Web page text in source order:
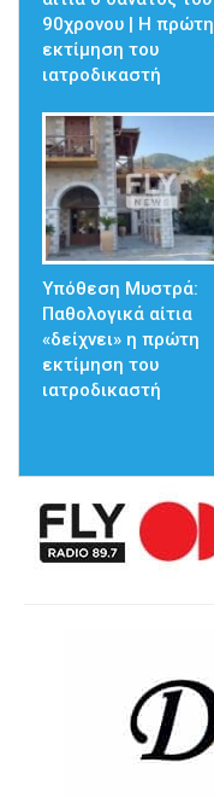
90χρονου | Η πρώτη
εκτίμηση του
ιατροδικαστή
Υπόθεση Μυστρά:
Παθολογικά αίτια
«δείχνει» η πρώτη
εκτίμηση του
ιατροδικαστή